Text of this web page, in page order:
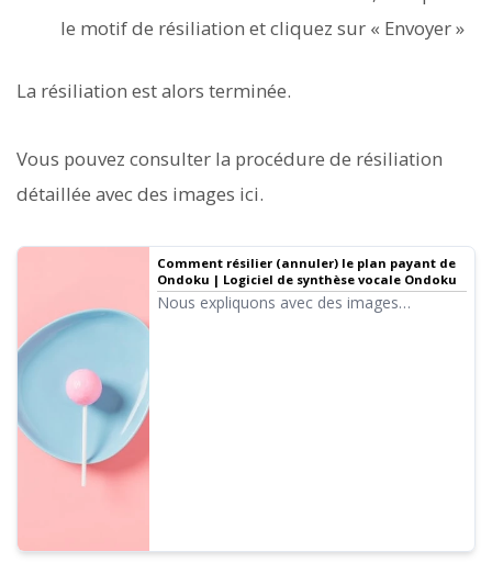
le motif de résiliation et cliquez sur « Envoyer »
La résiliation est alors terminée.
Vous pouvez consulter la procédure de résiliation
détaillée avec des images ici.
Comment résilier (annuler) le plan payant de
Ondoku | Logiciel de synthèse vocale Ondoku
Nous expliquons avec des images